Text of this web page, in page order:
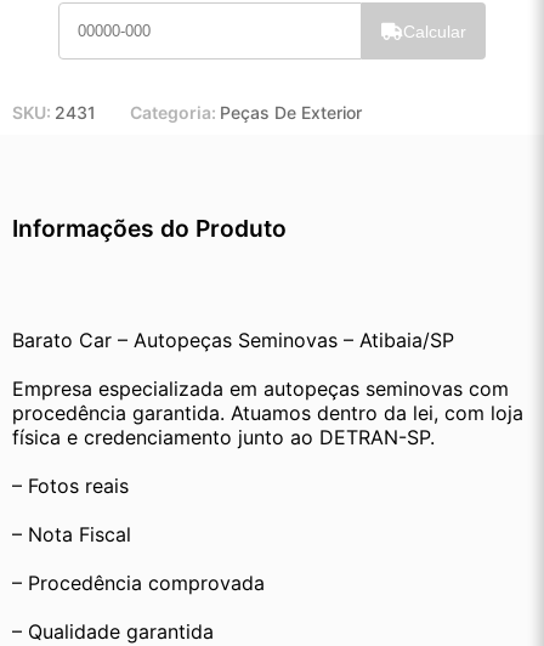
10x de R$ 4,00
11x de R$ 3,67
Calcular
SKU: 2431 Categoria: Peças De Exterior
Informações do Produto
Barato Car – Autopeças Seminovas – Atibaia/SP
Empresa especializada em autopeças seminovas com
procedência garantida. Atuamos dentro da lei, com loja
física e credenciamento junto ao DETRAN-SP.
– Fotos reais
– Nota Fiscal
– Procedência comprovada
– Qualidade garantida